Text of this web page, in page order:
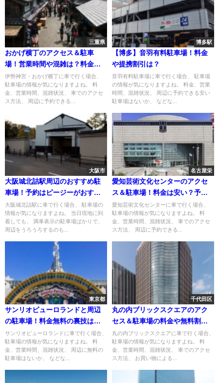
三重県
おかげ横丁のアクセス＆駐車
場！営業時間や混雑は？料金は
無料？
伊勢神宮・おかげ横丁に車で行く場合、
駐車場の情報が気になりますよね。 料
金、営業時間、混雑状況、 車でのアクセ
ス方法、 周辺に予約できる...
博多駅
【博多】音羽有料駐車場！料金
や提携割引は？
音羽有料駐車場に車で行く場合、 駐車場
の情報が気になりますよね。 料金、営業
時間、混雑状況、 周辺に予約できる安い
駐車場はないか、 などな...
大阪市
大阪城北詰駅周辺のおすすめ駐
車場！予約はピージーがおすす
め！
大阪城北詰駅に車で行く場合、 駐車場の
情報が気になりますよね。 当日現地に到
着しても、 満車表示の駐車場ばかりで、
周辺をうろうろするのも...
名古屋栄
愛知芸術文化センターのアクセ
ス＆駐車場！料金は安い？予約
できる？
愛知芸術文化センターに車で行く場合、
駐車場の情報が気になりますよね。 料
金、営業時間、混雑状況、 車でのアクセ
ス方法、 周辺に予約できる...
東京都
サンリオピューロランドと周辺
の駐車場！料金無料の裏技はあ
る？
サンリオピューロランドに車で行く場合、
駐車場の情報が気になりますよね。 料
金、営業時間、混雑状況、 周辺に無料の
駐車場はないか、 などな...
千代田区
丸の内ブリックスクエアのアク
セス＆駐車場の料金や無料割引
は？
丸の内ブリックスクエアに車で行く場合、
駐車場の情報が気になりますよね。 料
金、営業時間、混雑状況、 車でのアクセ
ス方法、 お買い物による...